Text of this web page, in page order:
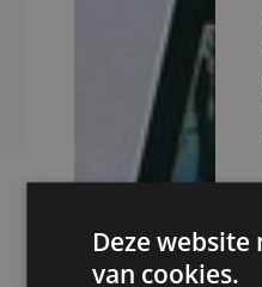
Deze
van cookies.